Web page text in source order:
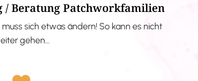
/ Beratung Patchworkfamilien
sich etwas ändern! So kann es nicht
gehen…